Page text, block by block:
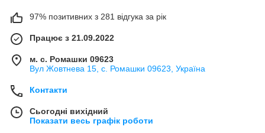
97% позитивних з 281 відгука за рік
Працює з 21.09.2022
м. с. Ромашки 09623
Вул Жовтнева 15, с. Ромашки 09623, Україна
Контакти
Сьогодні вихідний
Показати весь графік роботи